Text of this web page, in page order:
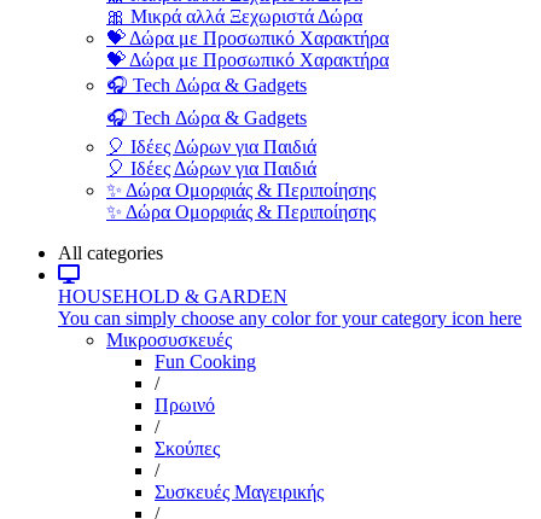
🎀 Μικρά αλλά Ξεχωριστά Δώρα
💝 Δώρα με Προσωπικό Χαρακτήρα
💝 Δώρα με Προσωπικό Χαρακτήρα
🎧 Tech Δώρα & Gadgets
🎧 Tech Δώρα & Gadgets
🎈 Ιδέες Δώρων για Παιδιά
🎈 Ιδέες Δώρων για Παιδιά
✨ Δώρα Ομορφιάς & Περιποίησης
✨ Δώρα Ομορφιάς & Περιποίησης
All categories
HOUSEHOLD & GARDEN
You can simply choose any color for your category icon here
Μικροσυσκευές
Fun Cooking
/
Πρωινό
/
Σκούπες
/
Συσκευές Μαγειρικής
/